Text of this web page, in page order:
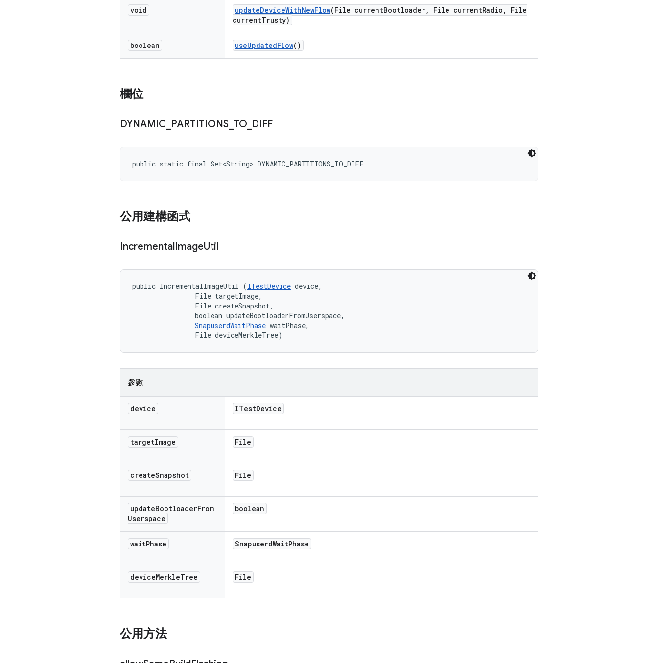
void updateDeviceWithNewFlow(File currentBootloader, File currentRadio ,
File
currentTrusty)
boolean useUpdatedFlow()
欄位
DYNAMIC PARTITIONS TO DIFF
public static final Set<String> DYNAMIC_PARTITIONS_TO_DIFF
公用建構函式
IncrementalImageUtil
public IncrementalImageUtil (ITestDevice device,
                File targetImage,
                File createSnapshot,
                boolean updateBootloaderFromUserspace,
SnapuserdWaitPhase waitPhase,
                File deviceMerkleTree)
參數
device ITestDevice
targetImage File
createSnapshot File
updateBootloaderFrom
Userspace
boolean
waitPhase SnapuserdWaitPhase
deviceMerkleTree File
公用方法